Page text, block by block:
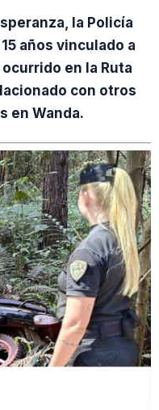
la Policía
años vinculado a
en la Ruta
con otros
en Wanda.